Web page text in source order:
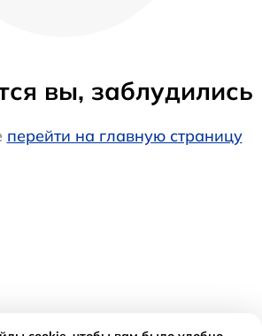
вы, заблудились
перейти на главную страницу